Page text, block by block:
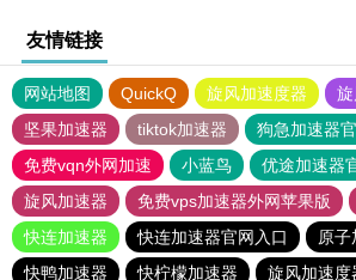
友情链接
网站地图 QuickQ 旋风加速度器
坚果加速器
tiktok加速器
狗急加速器
免费vqn外网加速
小蓝鸟 优途加速器
旋风加速器
免费vps加速器外网苹果版
快连加速器
快连加速器官网入口
原子
快鸭加速器
快柠檬加速器 旋风加速度